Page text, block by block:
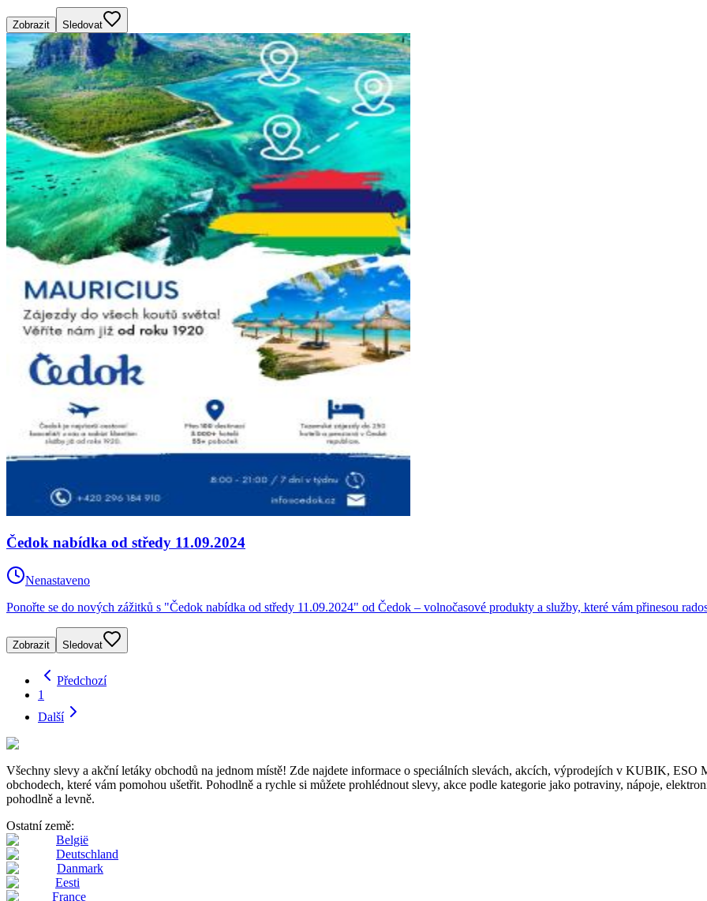
Zobrazit Sledovat
Čedok nabídka od středy 11.09.2024
Nenastaveno
Ponořte se do nových zážitků s "Čedok nabídka od středy 11.09.2024" od Čedok – volnočasové produkty a služby, které vám přinesou
Zobrazit Sledovat
Předchozí
1
Další
Všechny slevy a akční letáky obchodů na jednom místě! Zde najdete informace o speciálních slevách, akcích, výprodejích v KUBIK,
obchodech, které vám pomohou ušetřit. Pohodlně a rychle si můžete prohlédnout slevy, akce podle kategorie jako potraviny, nápoje,
pohodlně a levně.
Ostatní země:
België
Deutschland
Danmark
Eesti
France